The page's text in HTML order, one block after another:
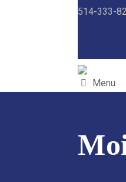
514-333-
Menu